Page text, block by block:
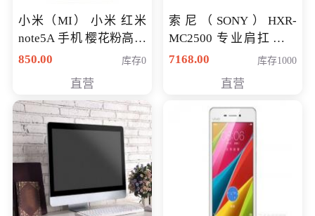
小米（MI） 小米 红米
note5A 手机 樱花粉高配
版 全网通(3G+32G)
850.00 库存0
直营
索尼（SONY）HXR-
MC2500 专业肩扛式存
储卡全高清摄录一体机
清入门级摄像机
7168.00 库存1000
直营